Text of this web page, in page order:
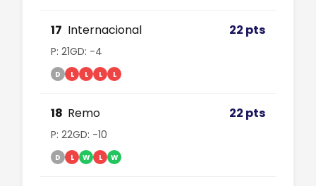
17 Internacional 22 pts
P: 21GD: -4
D L L L L
18 Remo 22 pts
P: 22GD: -10
D L W L W